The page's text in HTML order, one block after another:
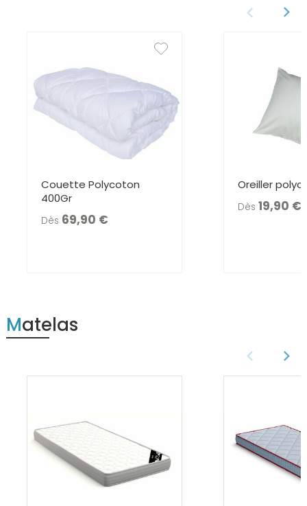
Couette Polycoton
400Gr
Dès 69,90 €
Oreiller
Dès 19,90 €
Matelas